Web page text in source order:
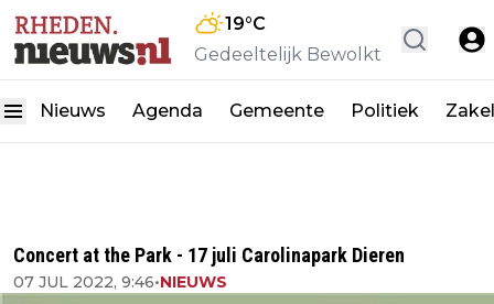
19°C
Gedeeltelijk Bewolkt
Nieuws Agenda Gemeente Politiek
Concert at the Park - 17 juli Carolinapark Dieren
07 JUL 2022, 9:46•NIEUWS